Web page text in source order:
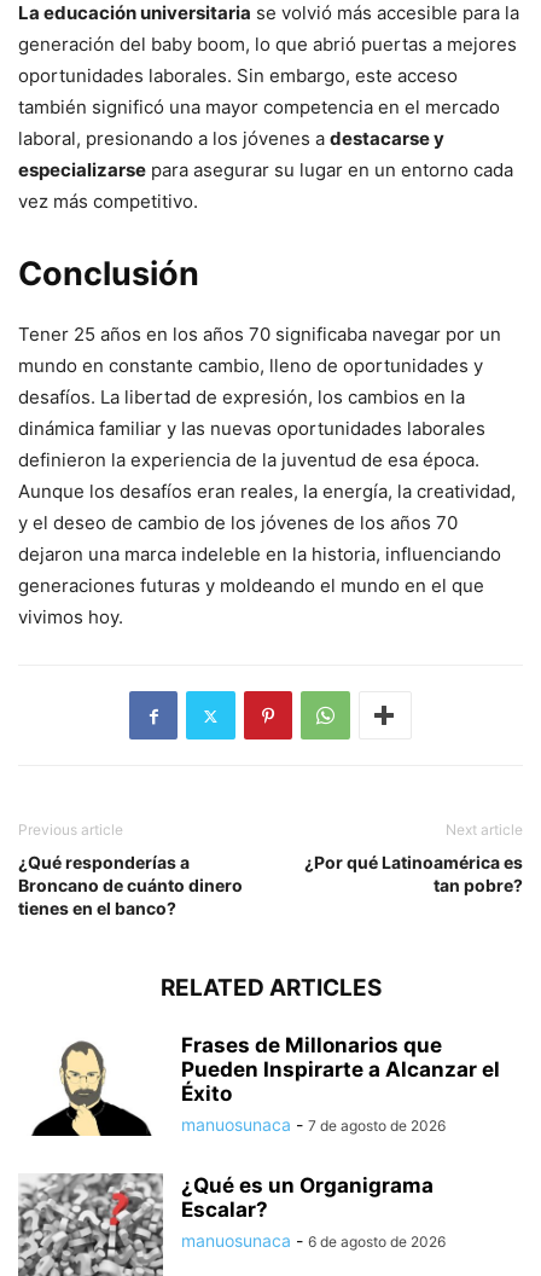
La educación universitaria se volvió más accesible para la
generación del baby boom, lo que abrió puertas a mejores
oportunidades laborales. Sin embargo, este acceso
también significó una mayor competencia en el mercado
laboral, presionando a los jóvenes a destacarse y
especializarse para asegurar su lugar en un entorno cada
vez más competitivo.
Conclusión
Tener 25 años en los años 70 significaba navegar por un
mundo en constante cambio, lleno de oportunidades y
desafíos. La libertad de expresión, los cambios en la
dinámica familiar y las nuevas oportunidades laborales
definieron la experiencia de la juventud de esa época.
Aunque los desafíos eran reales, la energía, la creatividad,
y el deseo de cambio de los jóvenes de los años 70
dejaron una marca indeleble en la historia, influenciando
generaciones futuras y moldeando el mundo en el que
vivimos hoy.
Previous article
¿Qué responderías a
Broncano de cuánto dinero
tienes en el banco?
Next article
¿Por qué Latinoamérica es
tan pobre?
RELATED ARTICLES
Frases de Millonarios que
Pueden Inspirarte a Alcanzar el
Éxito
manuosunaca - 7 de agosto de 2026
¿Qué es un Organigrama
Escalar?
manuosunaca - 6 de agosto de 2026